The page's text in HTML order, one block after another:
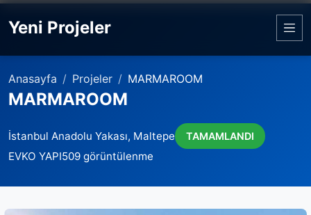
Yeni Projeler
Anasayfa Projeler MARMAROOM
MARMAROOM
İstanbul Anadolu Yakası, Maltepe TAMAMLANDI
EVKO YAPI509 görüntülenme